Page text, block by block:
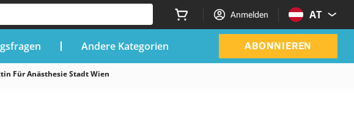
Anmelden AT
Andere Kategorien ABONNIEREN
Für Anästhesie Stadt Wien